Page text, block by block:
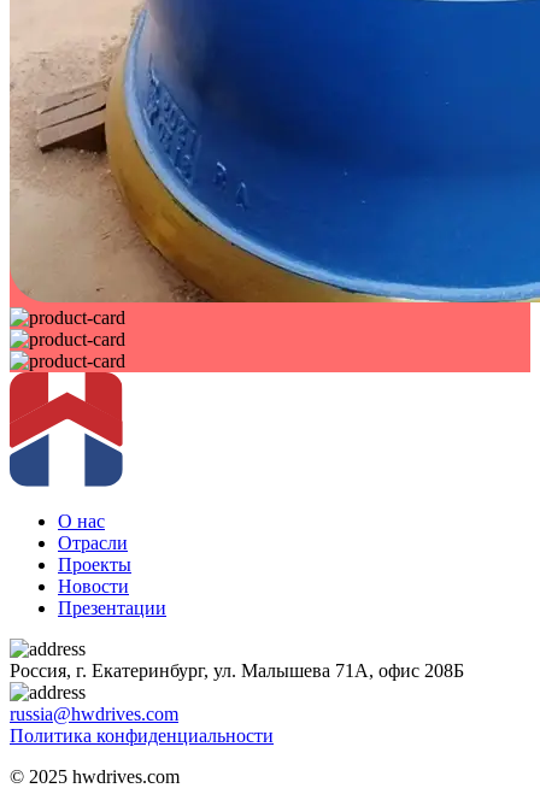
О нас
Отрасли
Проекты
Новости
Презентации
Россия, г. Екатеринбург, ул. Малышева 71А, офис 208Б
russia@hwdrives.com
Политика конфиденциальности
© 2025 hwdrives.com